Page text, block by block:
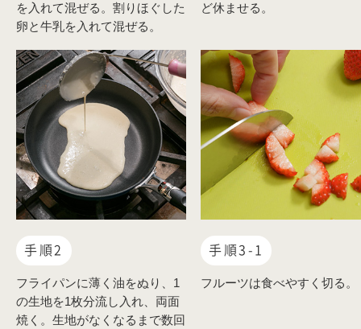
を入れて混ぜる。割りほぐした
卵と牛乳を入れて混ぜる。
ど休ませる。
手順2
フライパンに薄く油をぬり、1
の生地を1枚分流し入れ、両面
焼く。生地がなくなるまで数回
手順3-1
フルーツは食べやすく切る。